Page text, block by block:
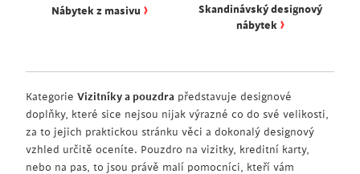
Nábytek z masivu ›
Skandinávský designový
nábytek ›
Kategorie Vizitníky a pouzdra představuje designové
doplňky, které sice nejsou nijak výrazné co do své velikosti,
za to jejich praktickou stránku věci a dokonalý designový
vzhled určitě oceníte. Pouzdro na vizitky, kreditní karty,
nebo na pas, to jsou právě malí pomocníci, kteří vám